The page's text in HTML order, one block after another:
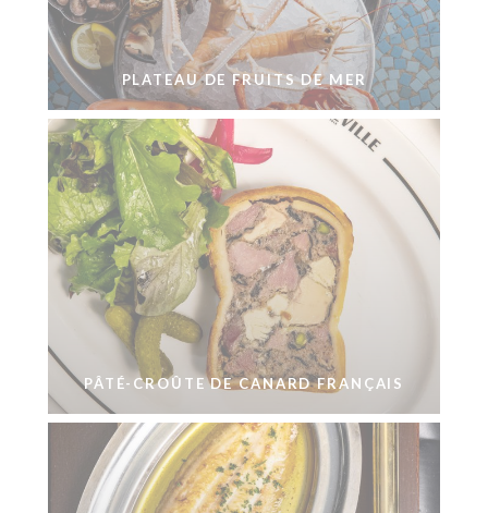
PLATEAU DE FRUITS DE MER
PÂTÉ-CROÛTE DE CANARD FRANÇAIS